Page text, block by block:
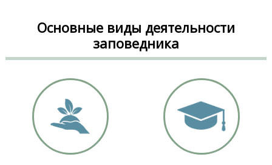
н
Основные виды деятельности
заповедника